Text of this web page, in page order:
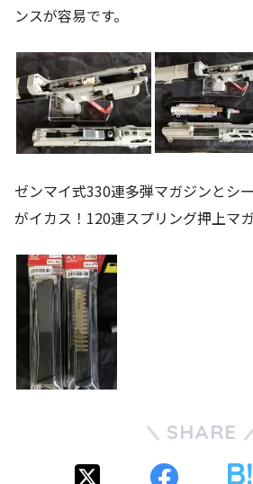
ンスが容易です。
ゼンマイ式330連多弾マガジンとシ
がイカス！120連スプリング押上マ
SHARE